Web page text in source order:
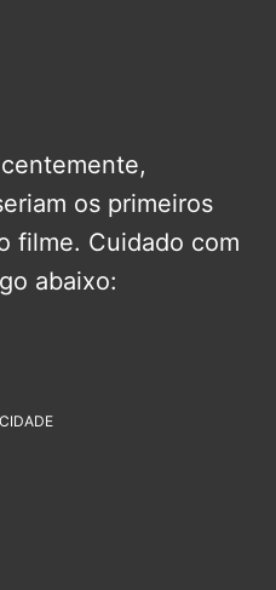
os primeiros
filme. Cuidado com
abaixo: